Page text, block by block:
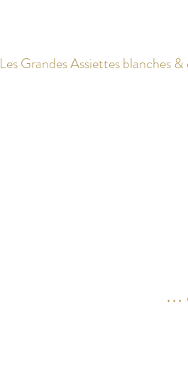
Les Grandes Assiettes blanches &
. . .